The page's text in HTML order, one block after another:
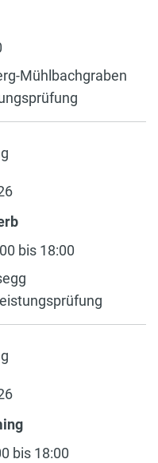
Mühlbachgraben
bis 18:00
bis 18:00